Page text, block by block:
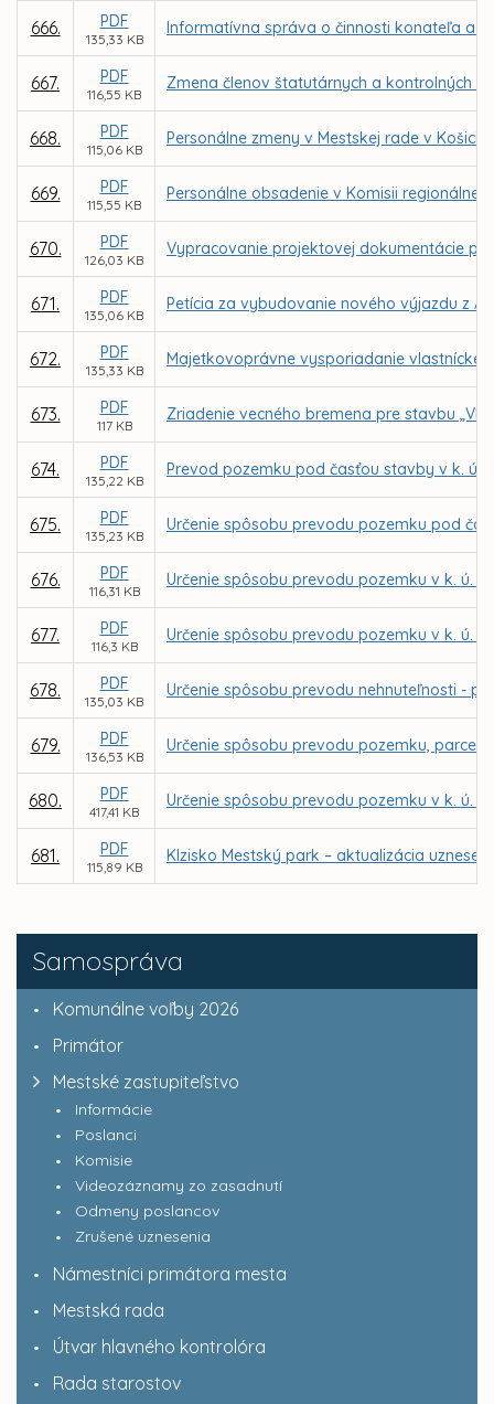
Samospráva
Komunálne voľby 2026
Primátor
Mestské zastupiteľstvo
Informácie
Poslanci
Komisie
Videozáznamy zo zasadnutí
Odmeny poslancov
Zrušené uznesenia
Námestníci primátora mesta
Mestská rada
Útvar hlavného kontrolóra
Rada starostov
666. PDF
135,33 KB
Informatívna správa o činnosti konateľa a
667. PDF
116,55 KB
Zmena členov štatutárnych a kontrolných
668. PDF
115,06 KB
Personálne zmeny v Mestskej rade v
669. PDF
115,55 KB
Personálne obsadenie v Komisii
670. PDF
126,03 KB
Vypracovanie projektovej dokumentácie
671. PDF
135,06 KB
Petícia za vybudovanie nového výjazdu z
672. PDF
135,33 KB
Majetkovoprávne vysporiadanie
673. PDF
117 KB
Zriadenie vecného bremena pre stavbu
674. PDF
135,22 KB
Prevod pozemku pod časťou stavby v k. ú.
675. PDF
135,23 KB
Určenie spôsobu prevodu pozemku pod
676. PDF
116,31 KB
Určenie spôsobu prevodu pozemku v k. ú.
677. PDF
116,3 KB
Určenie spôsobu prevodu pozemku v k. ú.
678. PDF
135,03 KB
Určenie spôsobu prevodu nehnuteľnosti -
679. PDF
136,53 KB
Určenie spôsobu prevodu pozemku,
680. PDF
417,41 KB
Určenie spôsobu prevodu pozemku v k. ú.
681. PDF
115,89 KB
Klzisko Mestský park – aktualizácia